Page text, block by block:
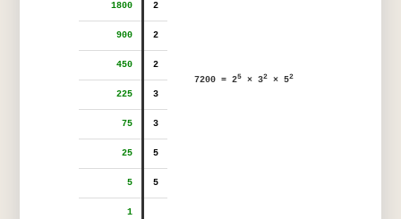
7200 = 25 × 32 × 52
1800 2
900 2
450 2
225 3
75 3
25 5
5 5
1